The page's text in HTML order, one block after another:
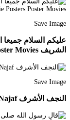
Save Image
عليكم السلام
الشريف Movie Posters Poster Movies
Save Image
النجف الأشرف Najaf